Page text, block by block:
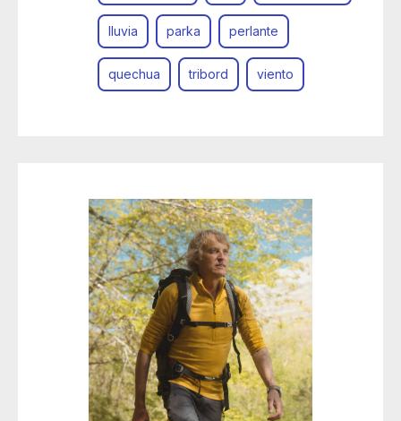
lluvia parka perlante
quechua tribord viento